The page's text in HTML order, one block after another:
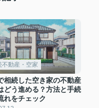
不動産・空家
相続した空き家の不動産
どう進める？方法と手続
れをチェック